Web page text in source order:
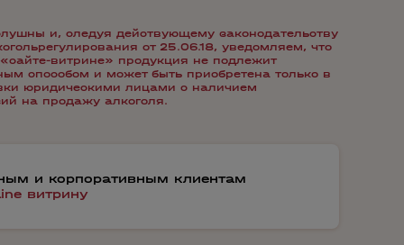
и, следуя действующему законодательству
от 25.06.18, уведомляем, что
витрине» продукция не подлежит
способом и может быть приобретена только в
юридическими лицами с наличием
на продажу алкоголя.
и корпоративным клиентам
витрину